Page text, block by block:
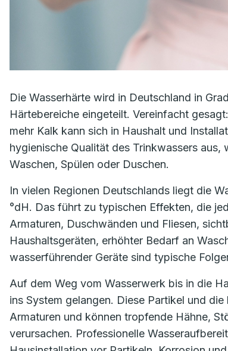
Die Wasserhärte wird in Deutschland in
Härtebereiche eingeteilt. Vereinfacht
mehr Kalk kann sich in Haushalt und
hygienische Qualität des Trinkwassers
Waschen, Spülen oder Duschen.
In vielen Regionen Deutschlands liegt die
°dH. Das führt zu typischen Effekten, die
Armaturen, Duschwänden und Fliesen,
Haushaltsgeräten, erhöhter Bedarf an
wasserführender Geräte sind typische
Auf dem Weg vom Wasserwerk bis in die
ins System gelangen. Diese Partikel und
Armaturen und können tropfende Hähne,
verursachen. Professionelle